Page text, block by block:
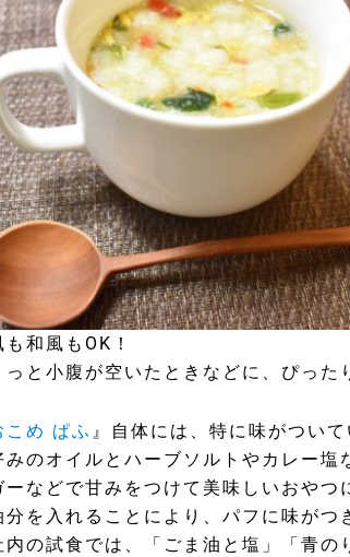
和風もOK！
っと小腹が空いたときなどに、ぴった
こめ ぱふ 』自体には、特に味がつい
みのオイルとハーブソルトやカレー
ーなどで甘みをつけて美味しいおや
分を入れることにより、パフに味がつ
内の試食では、「ごま油と塩」「青